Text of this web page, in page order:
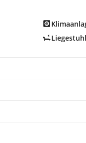
Liegestuhl